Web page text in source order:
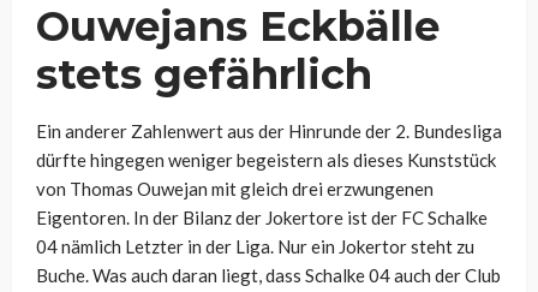
Ouwejans Eckbälle
stets gefährlich
Ein anderer Zahlenwert aus der Hinrunde der 2. Bundesliga
dürfte hingegen weniger begeistern als dieses Kunststück
von Thomas Ouwejan mit gleich drei erzwungenen
Eigentoren. In der Bilanz der Jokertore ist der FC Schalke
04 nämlich Letzter in der Liga. Nur ein Jokertor steht zu
Buche. Was auch daran liegt, dass Schalke 04 auch der Club